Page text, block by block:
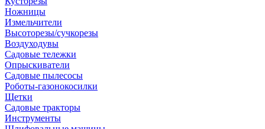
Ножницы
Измельчители
Высоторезы/сучкорезы
Воздуходувы
Садовые тележки
Опрыскиватели
Садовые пылесосы
Роботы-газонокосилки
Щетки
Садовые тракторы
Инструменты